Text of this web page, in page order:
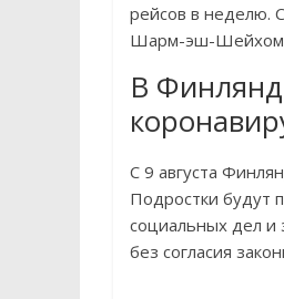
рейсов в неделю.
Шарм-эш-
В
С 9 августа
Подростки будут
социальных дел и
без согласия